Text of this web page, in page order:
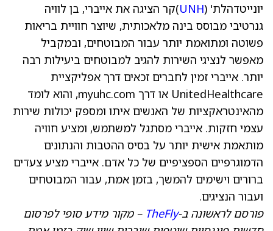
יונייטדהלת' (UNH)קר הציגה את אייברי, בן לוויה
גנרטיבי מבוסס בינה מלאכותית, שיוצר חוויית בריאות
פשוטה ומתואמת יותר עבור המבוטחים, ובמקביל
מאפשר לנציגי השירות להגיב למבוטחים ביעילות רבה
יותר. אייברי זמין לחברים זכאים דרך אפליקציית
UnitedHealthcare או דרך myuhc.com, והוא לומד
מהאינטראקציות של האנשים איתו ומספק יכולות שירות
עצמי חזקות. אייברי מסתגל למשתמש, ומציע חוויה
מותאמת אישית יותר על בסיס ההטבות והנתונים
הדמוגרפיים הספציפיים של כל אדם. אייברי מציע צעדים
ברורים וישימים להמשך, בזמן אמת, עבור המבוטחים
ועבור הנציגים.
פורסם לראשונה ב-TheFly – מקור מידע סופי לפרסום